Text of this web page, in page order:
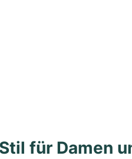
für Damen